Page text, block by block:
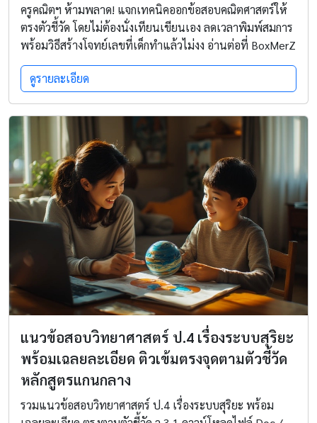
ครูคณิตฯ ห้ามพลาด! แจกเทคนิคออกข้อสอบคณิตศาสตร์ให้
ตรงตัวชี้วัด โดยไม่ต้องนั่งเทียนเขียนเอง ลดเวลาพิมพ์สมการ
พร้อมวิธีสร้างโจทย์เลขที่เด็กทำแล้วไม่งง อ่านต่อที่ BoxMerZ
ดูรายละเอียด
แนวข้อสอบวิทยาศาสตร์ ป.4 เรื่องระบบสุริยะ
พร้อมเฉลยละเอียด ติวเข้มตรงจุดตามตัวชี้วัด
หลักสูตรแกนกลาง
รวมแนวข้อสอบวิทยาศาสตร์ ป.4 เรื่องระบบสุริยะ พร้อม